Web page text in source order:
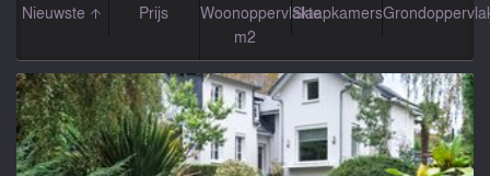
Nieuwste Prijs
Woonoppervlakte
m2
Slaapkamers